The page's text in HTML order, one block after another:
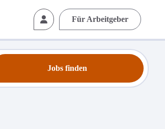
Für Arbeitgeber
Jobs finden